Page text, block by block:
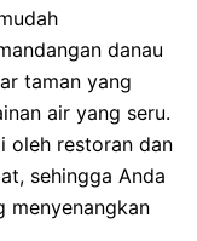
danau
taman yang
air yang seru.
oleh restoran dan
sehingga Anda
menyenangkan